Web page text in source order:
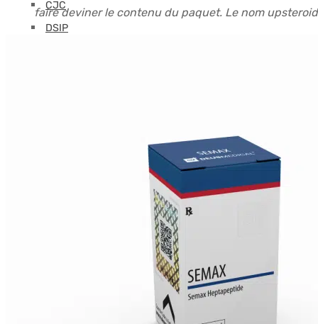
CJC
DSIP
Levocarnitine (L-Carnitine)
faire deviner le contenu du paquet. Le nom